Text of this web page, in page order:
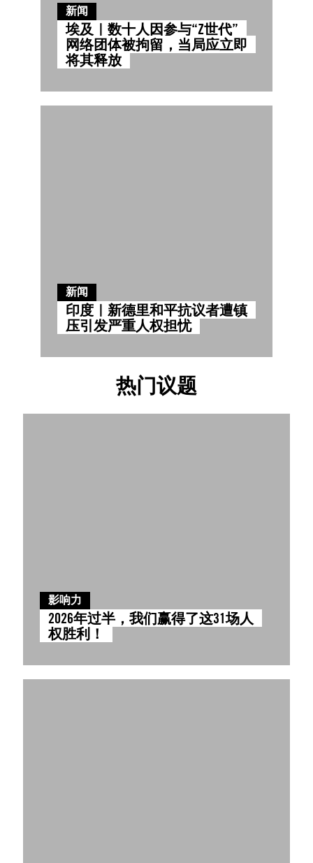
新闻
埃及｜数十人因参与“Z世代”
网络团体被拘留，当局应立即
将其释放
新闻
印度｜新德里和平抗议者遭镇
压引发严重人权担忧
热门议题
影响力
2026年过半，我们赢得了这31场人
权胜利！